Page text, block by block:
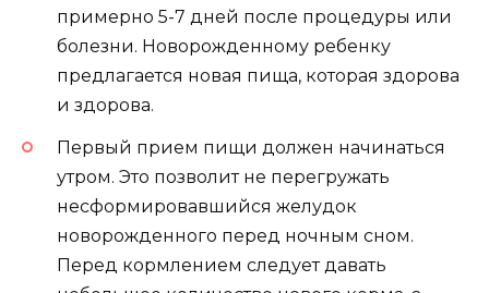
примерно 5-7 дней после процедуры или
болезни. Новорожденному ребенку
предлагается новая пища, которая здорова
и здорова.
Первый прием пищи должен начинаться
утром. Это позволит не перегружать
несформировавшийся желудок
новорожденного перед ночным сном.
Перед кормлением следует давать